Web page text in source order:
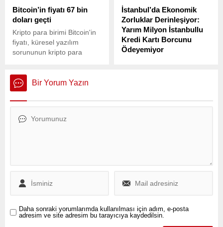
Bitcoin’in fiyatı 67 bin
doları geçti
Kripto para birimi Bitcoin'in
fiyatı, küresel yazılım
sorununun kripto para
üzerine çıktı.
İstanbul’da Ekonomik
Zorluklar Derinleşiyor:
Yarım Milyon İstanbullu
Kredi Kartı Borcunu
Ödeyemiyor
ekonomik durumu hakkında
Bir Yorum Yazın
Daha sonraki yorumlarımda kullanılması için adım, e-posta
adresim ve site adresim bu tarayıcıya kaydedilsin.